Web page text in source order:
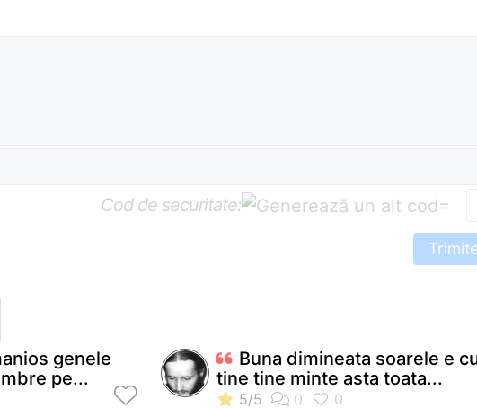
Cod de securitate: =
Trimite
genele
pe...
Buna dimineata soarele e
tine tine minte asta toata...